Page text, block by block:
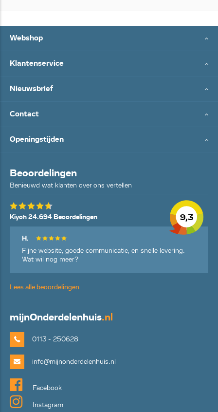
Webshop
Klantenservice
Nieuwsbrief
Contact
Openingstijden
Beoordelingen
Benieuwd wat klanten over ons vertellen
9,3
Kiyoh 24.694 Beoordelingen
H.
Fijne website, goede communicatie, en snelle levering.
Wat wil nog meer?
Lees alle beoordelingen
mijnOnderdelenhuis.nl
0113 - 250628
info@mijnonderdelenhuis.nl
Facebook
Instagram